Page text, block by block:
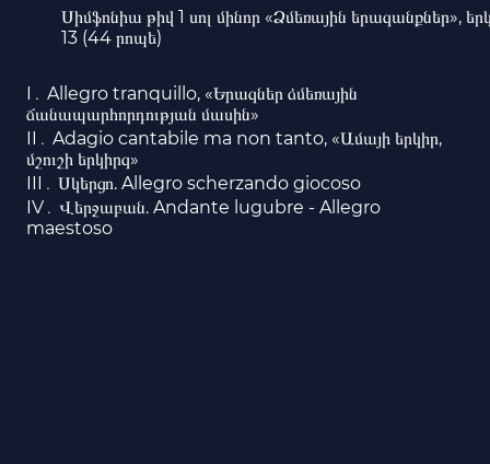
Սիմֆոնիա թիվ 1 սոլ մինոր «Ձմեռային երազանքներ»,
13 (44 րոպե)
I․ Allegro tranquillo, «Երազներ ձմեռային
ճանապարհորդության մասին»
II․ Adagio cantabile ma non tanto, «Ամայի երկիր,
մշուշի երկիրզ»
III․ Սկերցո. Allegro scherzando giocoso
IV․ Վերջաբան. Andante lugubre - Allegro
maestoso